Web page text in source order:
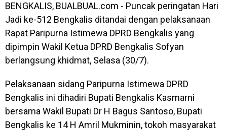
BENGKALIS, BUALBUAL.com - Puncak peringatan Hari
Jadi ke-512 Bengkalis ditandai dengan pelaksanaan
Rapat Paripurna Istimewa DPRD Bengkalis yang
dipimpin Wakil Ketua DPRD Bengkalis Sofyan
berlangsung khidmat, Selasa (30/7).
Pelaksanaan sidang Paripurna Istimewa DPRD
Bengkalis ini dihadiri Bupati Bengkalis Kasmarni
bersama Wakil Bupati Dr H Bagus Santoso, Bupati
Bengkalis ke 14 H Amril Mukminin, tokoh masyarakat